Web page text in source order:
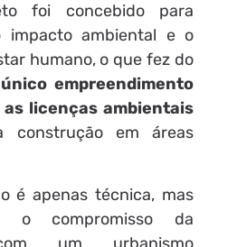
foi concebido para
impacto ambiental e o
humano, o que fez do
empreendimento
licenças ambientais
em áreas
é apenas técnica, mas
o compromisso da
um urbanismo